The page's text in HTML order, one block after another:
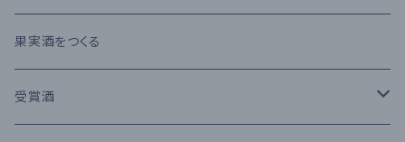
恒松酒造
豊永酒造
アルコール度数 30%以上
アルコール度数 20%未満
ブランデー
カクテル
お菓子
お酒のおつまみ
果実酒をつくる
受賞酒